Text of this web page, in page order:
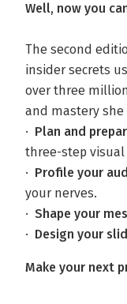
Well, now you
The second
insider secrets
over three
and mastery
· Plan and
three-step visual
· Profile your
your nerves.
· Shape your
· Design your
Make your next